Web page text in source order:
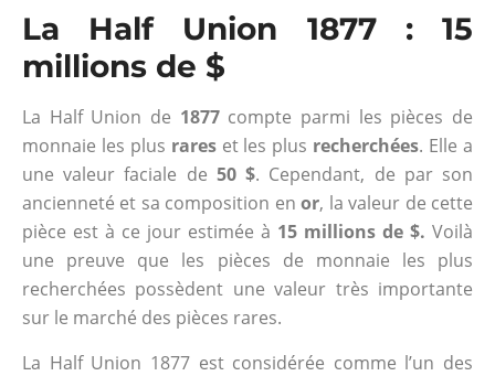
La Half Union 1877 : 15
millions de $
La Half Union de 1877compte parmi les pièces de
monnaie les plus rareset les plus recherchées. Elle a
une valeur faciale de 50 $. Cependant, de par son
ancienneté et sa composition enor, la valeur de cette
pièce est à ce jour estimée à 15 millions de $. Voilà
une preuve que les pièces de monnaie les plus
recherchées possèdent une valeur très importante
sur le marché des pièces rares.
La Half Union 1877 est considérée comme l’un des